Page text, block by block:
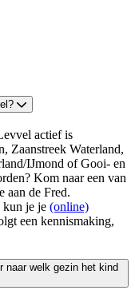
actief is
Zaanstreek Waterland,
IJmond of Gooi- en
Kom naar een van
aan de Fred.
kun je je (online)
een kennismaking,
naar welk gezin het kind